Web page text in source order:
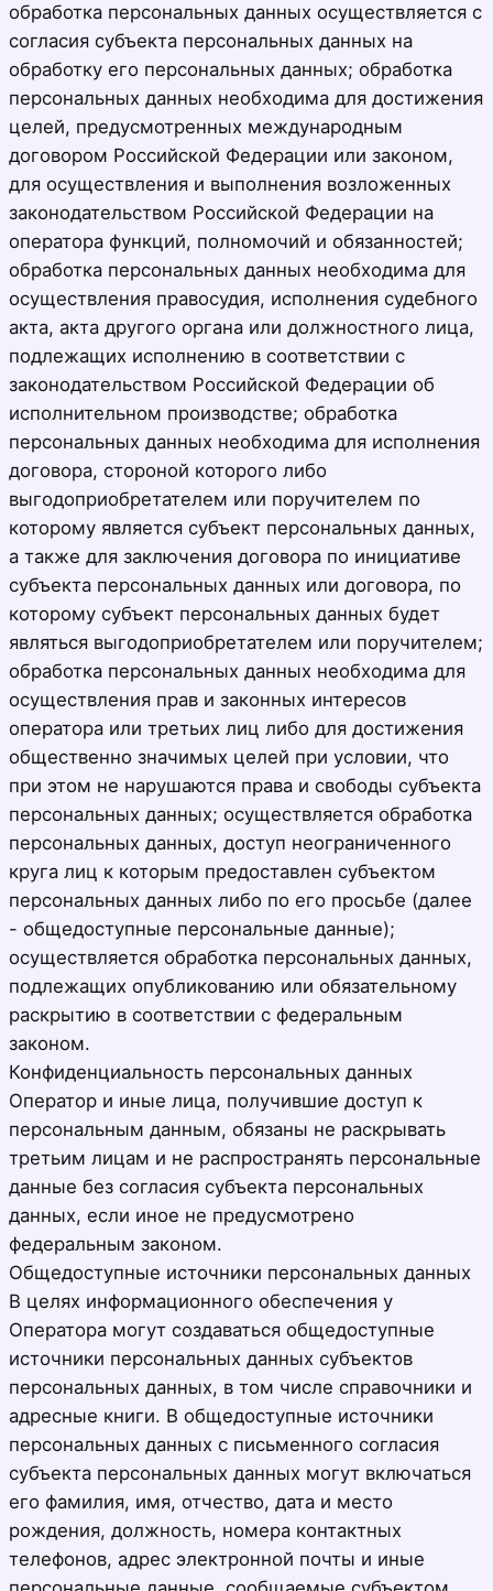
обработка персональных данных осуществляется с
согласия субъекта персональных данных на
обработку его персональных данных; обработка
персональных данных необходима для достижения
целей, предусмотренных международным
договором Российской Федерации или законом,
для осуществления и выполнения возложенных
законодательством Российской Федерации на
оператора функций, полномочий и обязанностей;
обработка персональных данных необходима для
осуществления правосудия, исполнения судебного
акта, акта другого органа или должностного лица,
подлежащих исполнению в соответствии с
законодательством Российской Федерации об
исполнительном производстве; обработка
персональных данных необходима для исполнения
договора, стороной которого либо
выгодоприобретателем или поручителем по
которому является субъект персональных данных,
а также для заключения договора по инициативе
субъекта персональных данных или договора, по
которому субъект персональных данных будет
являться выгодоприобретателем или поручителем;
обработка персональных данных необходима для
осуществления прав и законных интересов
оператора или третьих лиц либо для достижения
общественно значимых целей при условии, что
при этом не нарушаются права и свободы субъекта
персональных данных; осуществляется обработка
персональных данных, доступ неограниченного
круга лиц к которым предоставлен субъектом
персональных данных либо по его просьбе (далее
- общедоступные персональные данные);
осуществляется обработка персональных данных,
подлежащих опубликованию или обязательному
раскрытию в соответствии с федеральным
законом.
Конфиденциальность персональных данных
Оператор и иные лица, получившие доступ к
персональным данным, обязаны не раскрывать
третьим лицам и не распространять персональные
данные без согласия субъекта персональных
данных, если иное не предусмотрено
федеральным законом.
Общедоступные источники персональных данных
В целях информационного обеспечения у
Оператора могут создаваться общедоступные
источники персональных данных субъектов
персональных данных, в том числе справочники и
адресные книги. В общедоступные источники
персональных данных с письменного согласия
субъекта персональных данных могут включаться
его фамилия, имя, отчество, дата и место
рождения, должность, номера контактных
телефонов, адрес электронной почты и иные